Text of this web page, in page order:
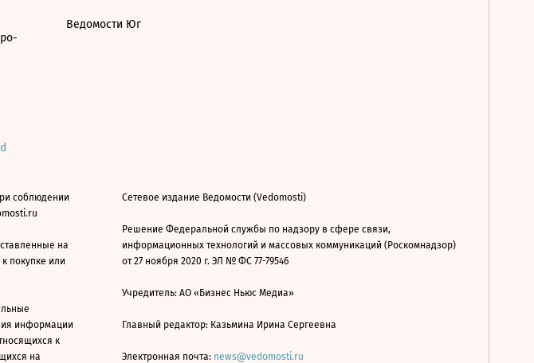
Ведомости Юг
соблюдении
на
покупке или
информации
к
на
Сетевое издание Ведомости (Vedomosti)
Решение Федеральной службы по надзору в сфере связи,
информационных технологий и массовых коммуникаций (Роскомнадзор)
от 27 ноября 2020 г. ЭЛ № ФС 77-79546
Учредитель: АО «Бизнес Ньюс Медиа»
Главный редактор: Казьмина Ирина Сергеевна
Электронная почта: news@vedomosti.ru